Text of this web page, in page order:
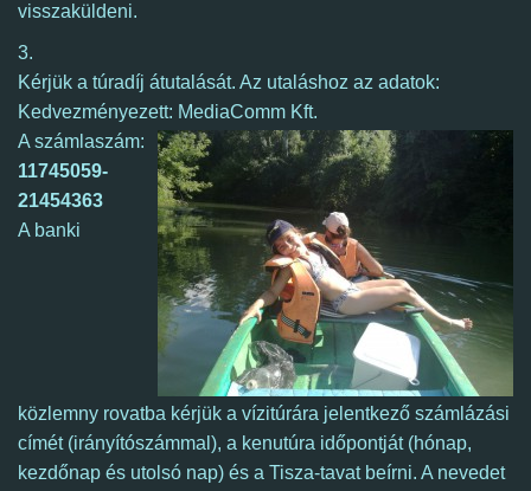
visszaküldeni.
3.
Kérjük a túradíj átutalását. Az utaláshoz az adatok:
Kedvezményezett: MediaComm Kft.
A számlaszám:
11745059-
21454363
A banki
közlemny rovatba kérjük a vízitúrára jelentkező számlázási
címét (irányítószámmal), a kenutúra időpontját (hónap,
kezdőnap és utolsó nap) és a Tisza-tavat beírni. A nevedet